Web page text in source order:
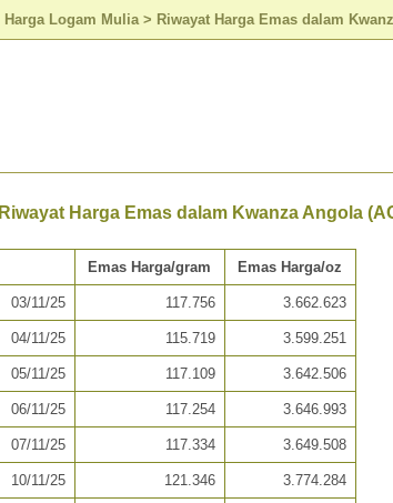
Harga Logam Mulia > Riwayat Harga Emas dalam
Riwayat Harga Emas dalam Kwanza Angola
Emas Harga/gram Emas Harga/oz
03/11/25 117.756 3.662.623
04/11/25 115.719 3.599.251
05/11/25 117.109 3.642.506
06/11/25 117.254 3.646.993
07/11/25 117.334 3.649.508
10/11/25 121.346 3.774.284